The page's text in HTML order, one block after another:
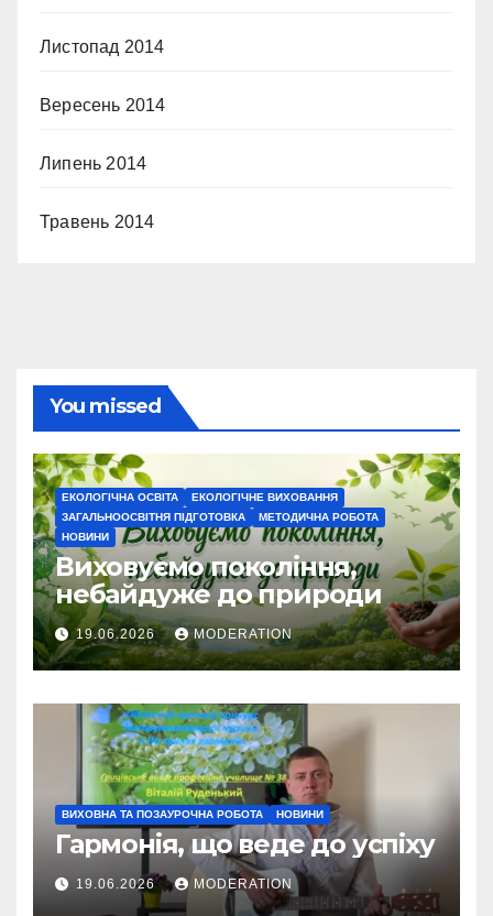
Листопад 2014
Вересень 2014
Липень 2014
Травень 2014
You missed
ЕКОЛОГІЧНА ОСВІТА
ЕКОЛОГІЧНЕ ВИХОВАННЯ
ЗАГАЛЬНООСВІТНЯ ПІДГОТОВКА
МЕТОДИЧНА РОБОТА
НОВИНИ
Виховуємо покоління,
небайдуже до природи
19.06.2026 MODERATION
ВИХОВНА ТА ПОЗАУРОЧНА РОБОТА НОВИНИ
Гармонія, що веде до успіху
19.06.2026 MODERATION